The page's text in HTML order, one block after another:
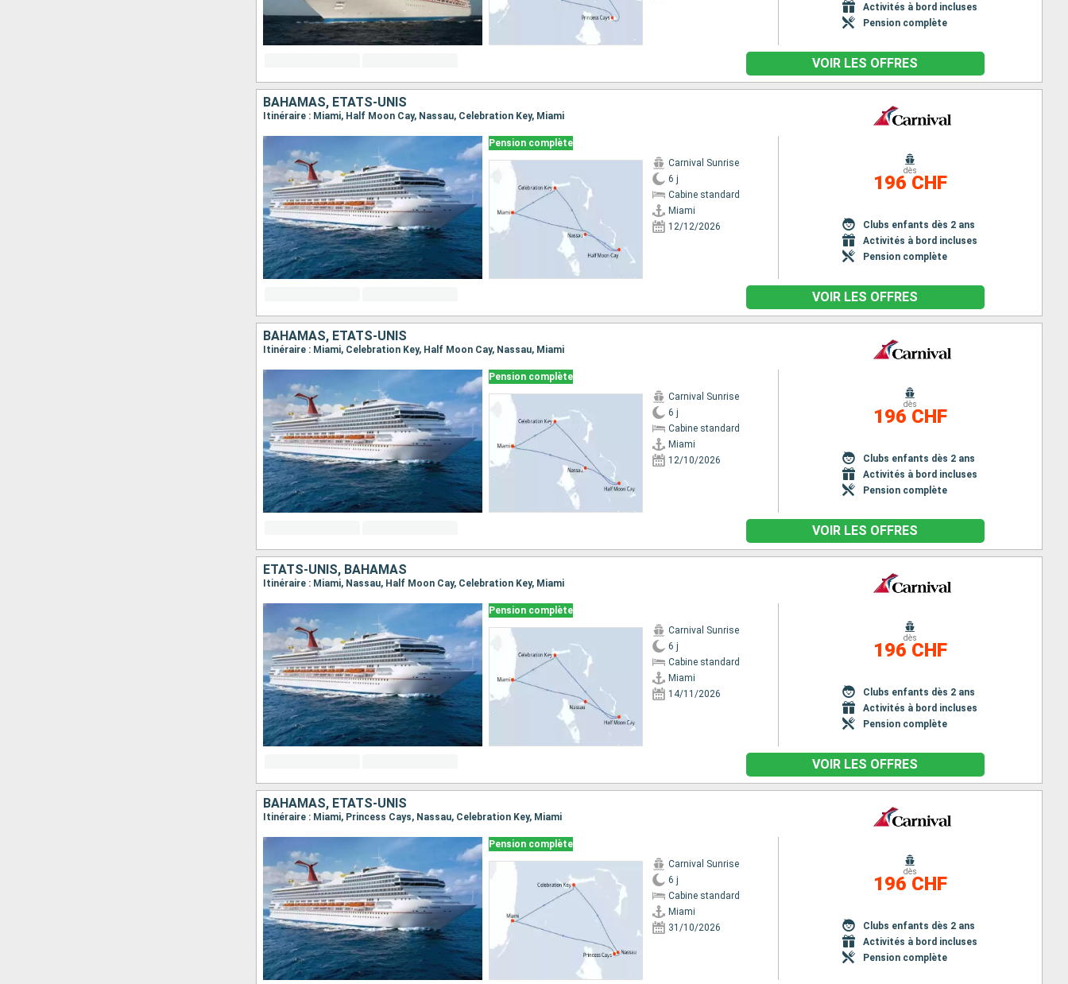
Activités à bord incluses
Pension complète
VOIR LES OFFRES
BAHAMAS, ÉTATS-UNIS
Itinéraire : Miami, Half Moon Cay, Nassau, Celebration Key, Miami
Pension complète
Carnival Sunrise
6 j
Cabine standard
Miami
12/12/2026
dès
196 CHF
Clubs enfants dès 2 ans
Activités à bord incluses
Pension complète
VOIR LES OFFRES
BAHAMAS, ÉTATS-UNIS
Itinéraire : Miami, Celebration Key, Half Moon Cay, Nassau, Miami
Pension complète
Carnival Sunrise
6 j
Cabine standard
Miami
12/10/2026
dès
196 CHF
Clubs enfants dès 2 ans
Activités à bord incluses
Pension complète
VOIR LES OFFRES
ÉTATS-UNIS, BAHAMAS
Itinéraire : Miami, Nassau, Half Moon Cay, Celebration Key, Miami
Pension complète
Carnival Sunrise
6 j
Cabine standard
Miami
14/11/2026
dès
196 CHF
Clubs enfants dès 2 ans
Activités à bord incluses
Pension complète
VOIR LES OFFRES
BAHAMAS, ÉTATS-UNIS
Itinéraire : Miami, Princess Cays, Nassau, Celebration Key, Miami
Pension complète
Carnival Sunrise
6 j
Cabine standard
Miami
31/10/2026
dès
196 CHF
Clubs enfants dès 2 ans
Activités à bord incluses
Pension complète